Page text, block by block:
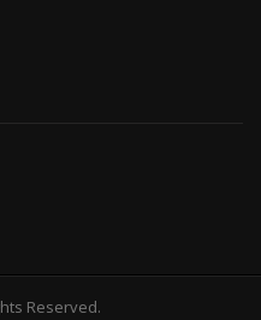
Reserved.